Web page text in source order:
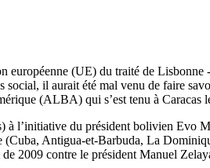
européenne (UE) du traité de
il aurait été mal venu de faire
(ALBA) qui s’est tenu à Caracas
l’initiative du président bolivien Evo
Antigua-et-Barbuda, La
2009 contre le président Manuel